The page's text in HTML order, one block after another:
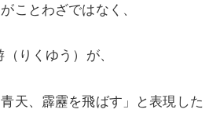
ことわざではなく、
りくゆう）が、
天、霹靂を飛ばす」と表現した